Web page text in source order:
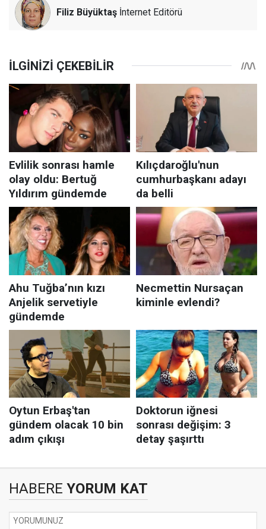
Filiz Büyüktaş İnternet Editörü
HABERE YORUM KAT